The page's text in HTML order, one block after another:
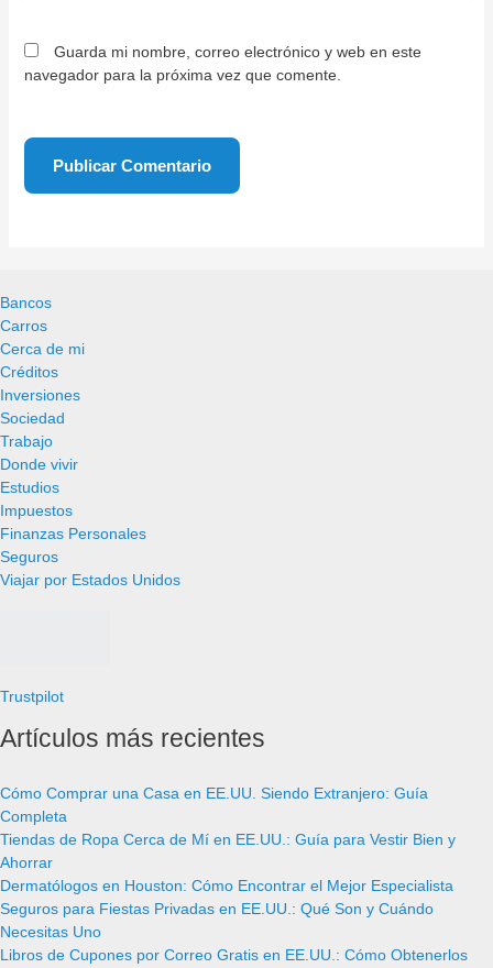
Guarda mi nombre, correo electrónico y web en este
navegador para la próxima vez que comente.
Bancos
Carros
Cerca de mi
Créditos
Inversiones
Sociedad
Trabajo
Donde vivir
Estudios
Impuestos
Finanzas Personales
Seguros
Viajar por Estados Unidos
Trustpilot
Artículos más recientes
Cómo Comprar una Casa en EE.UU. Siendo Extranjero: Guía
Completa
Tiendas de Ropa Cerca de Mí en EE.UU.: Guía para Vestir Bien y
Ahorrar
Dermatólogos en Houston: Cómo Encontrar el Mejor Especialista
Seguros para Fiestas Privadas en EE.UU.: Qué Son y Cuándo
Necesitas Uno
Libros de Cupones por Correo Gratis en EE.UU.: Cómo Obtenerlos